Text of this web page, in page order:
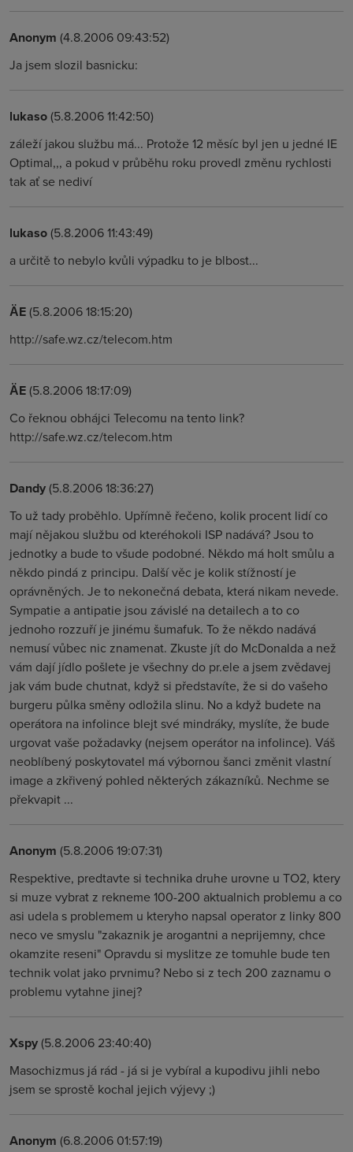
Anonym (4.8.2006 09:43:52)
Ja jsem slozil basnicku:
lukaso(5.8.2006 11:42:50)
záleží jakou službu má... Protože 12 měsíc byl jen u jedné IE
Optimal,,, a pokud v průběhu roku provedl změnu rychlosti
tak ať se nediví
lukaso(5.8.2006 11:43:49)
a určitě to nebylo kvůli výpadku to je blbost...
ÄE(5.8.2006 18:15:20)
http://safe.wz.cz/telecom.htm
ÄE(5.8.2006 18:17:09)
Co řeknou obhájci Telecomu na tento link?
http://safe.wz.cz/telecom.htm
Dandy(5.8.2006 18:36:27)
To už tady proběhlo. Upřímně řečeno, kolik procent lidí co
mají nějakou službu od kteréhokoli ISP nadává? Jsou to
jednotky a bude to všude podobné. Někdo má holt smůlu a
někdo pindá z principu. Další věc je kolik stížností je
oprávněných. Je to nekonečná debata, která nikam nevede.
Sympatie a antipatie jsou závislé na detailech a to co
jednoho rozzuří je jinému šumafuk. To že někdo nadává
nemusí vůbec nic znamenat. Zkuste jít do McDonalda a než
vám dají jídlo pošlete je všechny do pr.ele a jsem zvědavej
jak vám bude chutnat, když si představíte, že si do vašeho
burgeru půlka směny odložila slinu. No a když budete na
operátora na infolince blejt své mindráky, myslíte, že bude
urgovat vaše požadavky (nejsem operátor na infolince). Váš
neoblíbený poskytovatel má výbornou šanci změnit vlastní
image a zkřivený pohled některých zákazníků. Nechme se
překvapit ...
Anonym (5.8.2006 19:07:31)
Respektive, predtavte si technika druhe urovne u TO2, ktery
si muze vybrat z rekneme 100-200 aktualnich problemu a co
asi udela s problemem u kteryho napsal operator z linky 800
neco ve smyslu "zakaznik je arogantni a neprijemny, chce
okamzite reseni" Opravdu si myslitze ze tomuhle bude ten
technik volat jako prvnimu? Nebo si z tech 200 zaznamu o
problemu vytahne jinej?
Xspy(5.8.2006 23:40:40)
Masochizmus já rád - já si je vybíral a kupodivu jihli nebo
jsem se sprostě kochal jejich výjevy ;)
Anonym (6.8.2006 01:57:19)